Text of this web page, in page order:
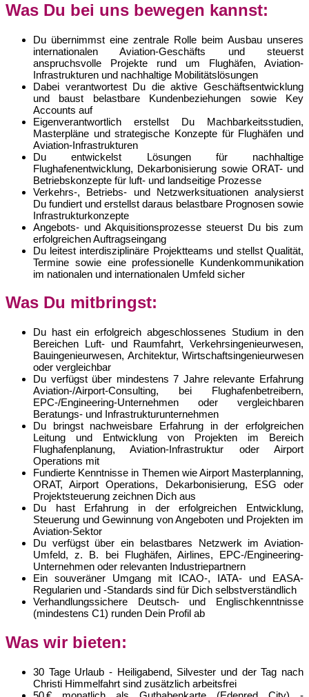
Was Du bei uns bewegen kannst:
Du übernimmst eine zentrale Rolle beim Ausbau unseres
internationalen Aviation-Geschäfts und steuerst
anspruchsvolle Projekte rund um Flughäfen, Aviation-
Infrastrukturen und nachhaltige Mobilitätslösungen
Dabei verantwortest Du die aktive Geschäftsentwicklung
und baust belastbare Kundenbeziehungen sowie Key
Accounts auf
Eigenverantwortlich erstellst Du Machbarkeitsstudien,
Masterpläne und strategische Konzepte für Flughäfen und
Aviation-Infrastrukturen
Du entwickelst Lösungen für nachhaltige
Flughafenentwicklung, Dekarbonisierung sowie ORAT- und
Betriebskonzepte für luft- und landseitige Prozesse
Verkehrs-, Betriebs- und Netzwerksituationen analysierst
Du fundiert und erstellst daraus belastbare Prognosen sowie
Infrastrukturkonzepte
Angebots- und Akquisitionsprozesse steuerst Du bis zum
erfolgreichen Auftragseingang
Du leitest interdisziplinäre Projektteams und stellst Qualität,
Termine sowie eine professionelle Kundenkommunikation
im nationalen und internationalen Umfeld sicher
Was Du mitbringst:
Du hast ein erfolgreich abgeschlossenes Studium in den
Bereichen Luft- und Raumfahrt, Verkehrsingenieurwesen,
Bauingenieurwesen, Architektur, Wirtschaftsingenieurwesen
oder vergleichbar
Du verfügst über mindestens 7 Jahre relevante Erfahrung
Aviation-/Airport-Consulting, bei Flughafenbetreibern,
EPC-/Engineering-Unternehmen oder vergleichbaren
Beratungs- und Infrastrukturunternehmen
Du bringst nachweisbare Erfahrung in der erfolgreichen
Leitung und Entwicklung von Projekten im Bereich
Flughafenplanung, Aviation-Infrastruktur oder Airport
Operations mit
Fundierte Kenntnisse in Themen wie Airport Masterplanning,
ORAT, Airport Operations, Dekarbonisierung, ESG oder
Projektsteuerung zeichnen Dich aus
Du hast Erfahrung in der erfolgreichen Entwicklung,
Steuerung und Gewinnung von Angeboten und Projekten im
Aviation-Sektor
Du verfügst über ein belastbares Netzwerk im Aviation-
Umfeld, z. B. bei Flughäfen, Airlines, EPC-/Engineering-
Unternehmen oder relevanten Industriepartnern
Ein souveräner Umgang mit ICAO-, IATA- und EASA-
Regularien und -Standards sind für Dich selbstverständlich
Verhandlungssichere Deutsch- und Englischkenntnisse
(mindestens C1) runden Dein Profil ab
Was wir bieten:
30 Tage Urlaub - Heiligabend, Silvester und der Tag nach
Christi Himmelfahrt sind zusätzlich arbeitsfrei